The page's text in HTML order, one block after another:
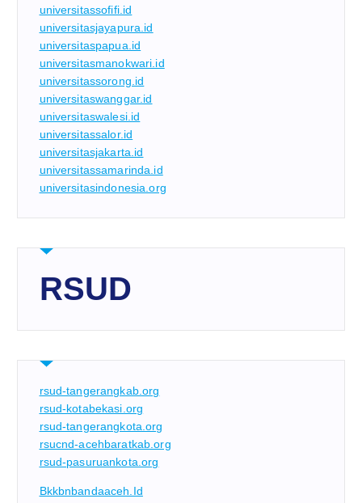
universitassofifi.id
universitasjayapura.id
universitaspapua.id
universitasmanokwari.id
universitassorong.id
universitaswanggar.id
universitaswalesi.id
universitassalor.id
universitasjakarta.id
universitassamarinda.id
universitasindonesia.org
RSUD
rsud-tangerangkab.org
rsud-kotabekasi.org
rsud-tangerangkota.org
rsucnd-acehbaratkab.org
rsud-pasuruankota.org
Bkkbnbandaaceh.id